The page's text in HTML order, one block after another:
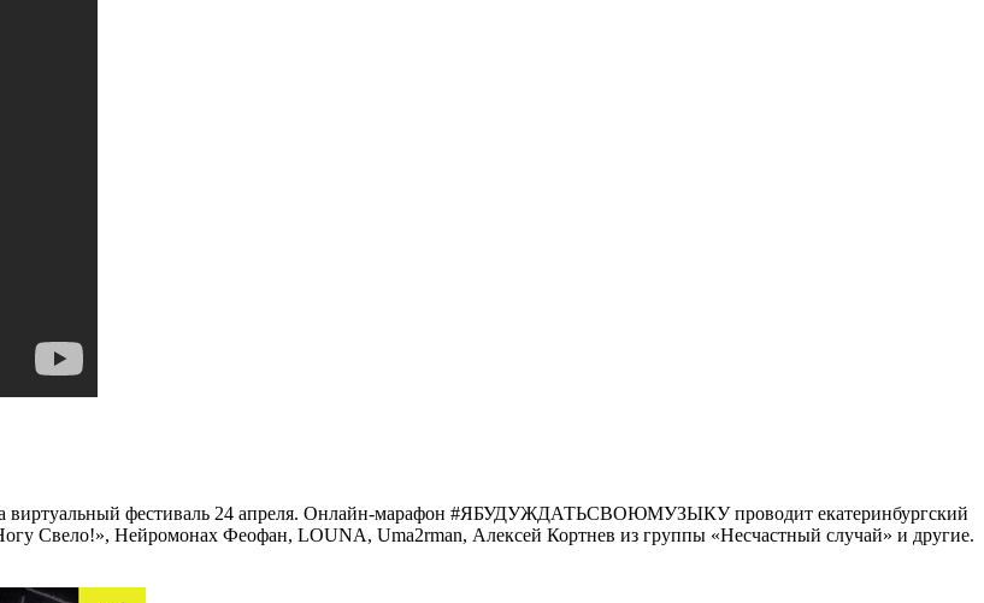
виртуальный фестиваль 24 апреля. Онлайн-марафон #ЯБУДУЖДАТЬСВОЮМУЗЫКУ проводит екатеринбургский
Свело!», Нейромонах Феофан, LOUNA, Uma2rman, Алексей Кортнев из группы «Несчастный случай» и другие.